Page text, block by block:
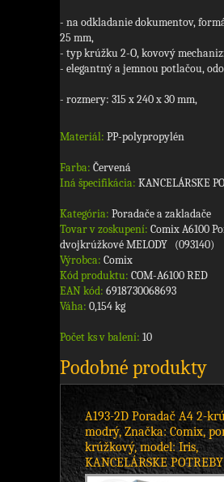
- na odkladanie dokumentov,
25 mm,
- typ krúžku 2-O, kovový
- elegantný a jemnou potlačou,
- rozmery: 315 x 240 x 30 mm,
Materiál: PP-polypropylén
Farba: Červená
Iná špecifikácia: KANCELÁRSKE
Kategória: Poradače a zakladače
Tovar v zoskupení: Comix A6100
dvojkrúžkové MELODY (093140)
Výrobca: Comix
Kód produktu: COM-A6100 RED
EAN kód: 6918730068693
Váha: 0,154 kg
Počet ks v balení: 10
Podobné produkty
A193-2D Poradač A4 2-
modrý, Značka: Comix,
krúžkový, model: Iris,
KANCELÁRSKE POTREBY